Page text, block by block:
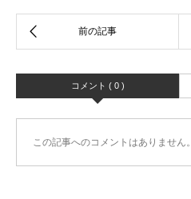
コメント ( 0 )
この記事へのコメントはありません。